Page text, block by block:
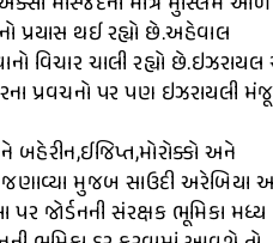
પ્રયાસ થઈ રહ્યો છે.અહેવાલ
વિચાર ચાલી રહ્યો
પ્રવચનો પર પણ ઇઝરાયલી
બહેરીન,ઈજિપ્ત,મોરોક્કો અને
જણાવ્યા મુજબ સાઉદી અરેબિયા
જોર્ડનની સંરક્ષક ભૂમિકા મધ્ય